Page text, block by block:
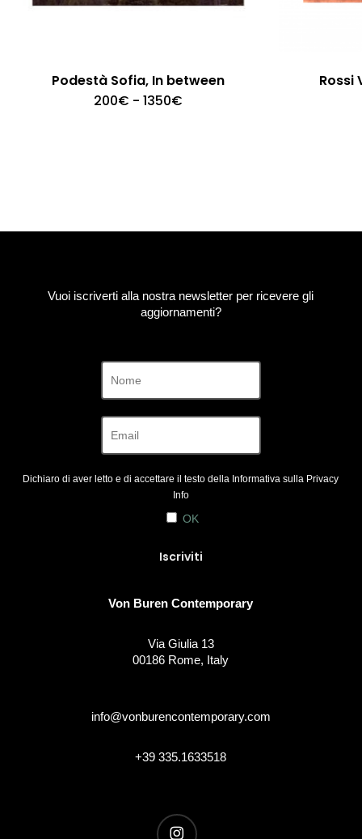
Podestà Sofia, In between
200€ - 1350€Fascia
Rossi
Vuoi iscriverti alla nostra newsletter per ricevere gli
aggiornamenti?
Dichiaro di aver letto e di accettare il testo della Informativa sulla Privacy
Info
OK
Von Buren Contemporary
Via Giulia 13
00186 Rome, Italy
info@vonburencontemporary.com
+39 335.1633518
instagram